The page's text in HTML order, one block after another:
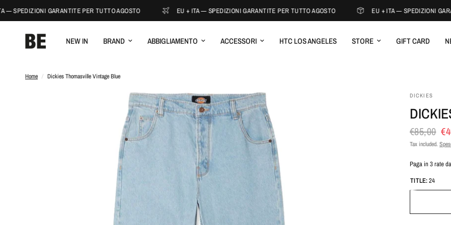
SPEDIZIONI GARANTITE PER TUTTO AGOSTO EU + ITA — SPEDIZIONI GARANTITE PER TUTTO AGOSTO EU + ITA — SPEDIZIONI
NEW IN BRAND ABBIGLIAMENTO ACCESSORI HTC LOS ANGELES STORE GIFT CARD
Home / Dickies Thomasville Vintage Blue
DICKIES
€85,00
Tax included.
Paga in 3 rate da
TITLE:24